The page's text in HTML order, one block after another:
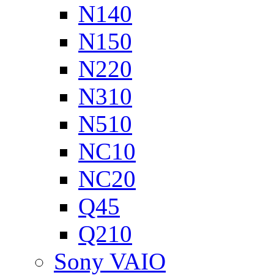
N140
N150
N220
N310
N510
NC10
NC20
Q45
Q210
Sony VAIO